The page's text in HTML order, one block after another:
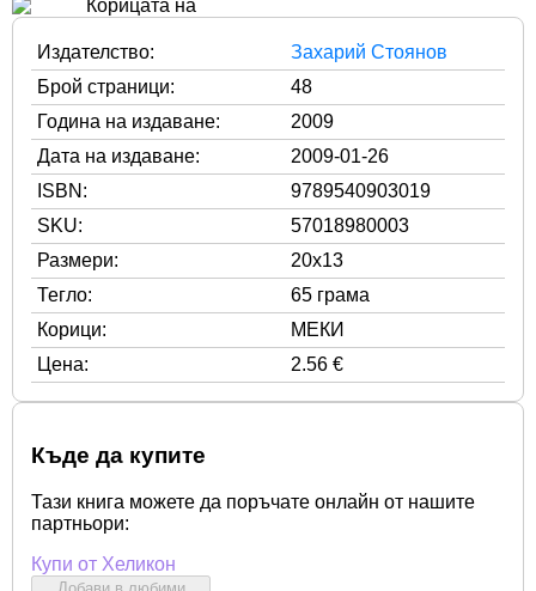
Издателство:
Захарий Стоянов
Брой страници:
48
Година на издаване:
2009
Дата на издаване:
2009-01-26
ISBN:
9789540903019
SKU:
57018980003
Размери:
20x13
Тегло:
65 грама
Корици:
МЕКИ
Цена:
2.56 €
Къде да купите
Тази книга можете да поръчате онлайн от нашите
партньори:
Купи от Хеликон